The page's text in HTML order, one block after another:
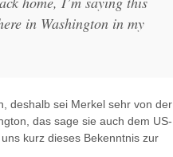
in Washington in my
deshalb sei Merkel sehr von der
das sage sie auch dem US-
kurz dieses Bekenntnis zur